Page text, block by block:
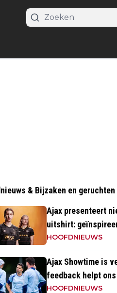
& Bijzaken en geruchten
Ajax presenteert
uitshirt:
momenten uit
HOOFDNIEUWS
Ajax Showtime is
feedback helpt
HOOFDNIEUWS